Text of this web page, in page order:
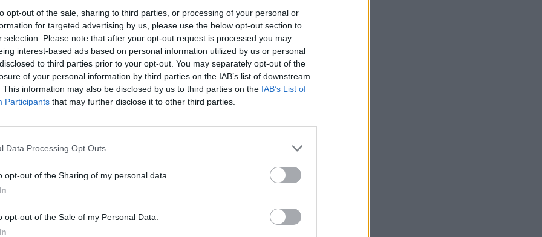
opt-out of the sale, sharing to third parties, or processing of your personal or
for targeted advertising by us, please use the below opt-out section to
selection. Please note that after your opt-out request is processed you may
interest-based ads based on personal information utilized by us or personal
to third parties prior to your opt-out. You may separately opt-out of the
of your personal information by third parties on the IAB’s list of downstream
This information may also be disclosed by us to third parties on the IAB’s List of
Participants that may further disclose it to other third parties.
Data Processing Opt Outs
opt-out of the Sharing of my personal data.
opt-out of the Sale of my Personal Data.
n’aura plus jamais envie de recommencer.
un dressing de princesse
à le partager avec personne et se rouler dans
de chaussures étalées tels des petits trophées
Pour la perdre et se dire que vivre avec un mec,
et tellement confortables avant de devoir les
s’il vous voit avec ça.
blond : vous savez que ça va être affreux mais avez
en rire avec ses potes…
tous les films de nanas pourris mais qui font